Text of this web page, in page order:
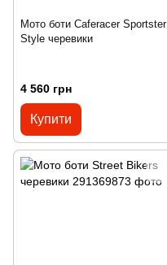
Мото боти Caferacer Sportster
Style черевики
4 560 грн
Купити